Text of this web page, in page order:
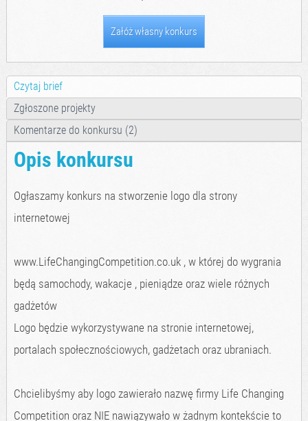
Załóż własny konkurs
Czytaj brief
Zgłoszone projekty
Komentarze do konkursu (2)
Opis konkursu
Ogłaszamy konkurs na stworzenie logo dla strony
internetowej
www.LifeChangingCompetition.co.uk , w której do wygrania
będą samochody, wakacje , pieniądze oraz wiele różnych
gadżetów
Logo będzie wykorzystywane na stronie internetowej,
portalach społecznościowych, gadżetach oraz ubraniach.
Chcielibyśmy aby logo zawierało nazwę firmy Life Changing
Competition oraz NIE nawiązywało w żadnym kontekście to